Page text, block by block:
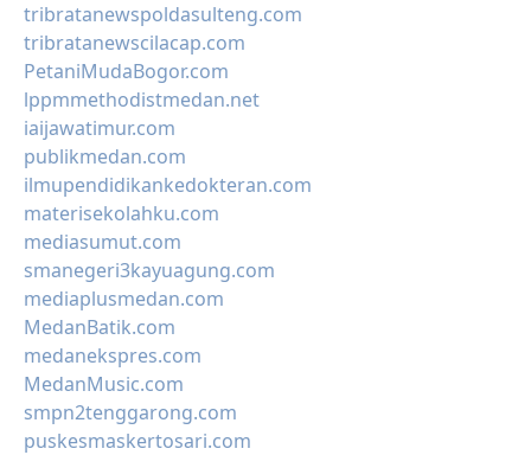
tribratanewspoldasulteng.com
tribratanewscilacap.com
PetaniMudaBogor.com
lppmmethodistmedan.net
iaijawatimur.com
publikmedan.com
ilmupendidikankedokteran.com
materisekolahku.com
mediasumut.com
smanegeri3kayuagung.com
mediaplusmedan.com
MedanBatik.com
medanekspres.com
MedanMusic.com
smpn2tenggarong.com
puskesmaskertosari.com